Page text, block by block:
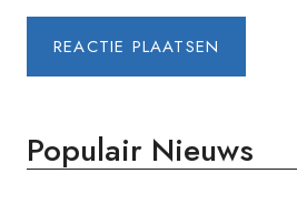
Populair Nieuws